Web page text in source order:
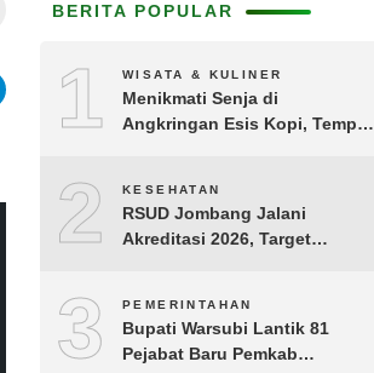
BERITA POPULAR
1 WISATA & KULINER
Menikmati Senja di
Angkringan Esis Kopi, Tempat
2 KESEHATAN
RSUD Jombang Jalani
Akreditasi 2026, Target
Layanan
3 PEMERINTAHAN
Bupati Warsubi Lantik 81
Pejabat Baru Pemkab